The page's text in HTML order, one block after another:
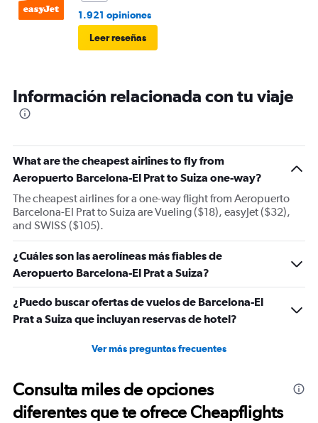
1.921 opiniones
Leer reseñas
Información relacionada con tu viaje
What are the cheapest airlines to fly from
Aeropuerto Barcelona-El Prat to Suiza one-way?
The cheapest airlines for a one-way flight from Aeropuerto
Barcelona-El Prat to Suiza are Vueling ($18), easyJet ($32),
and SWISS ($105).
¿Cuáles son las aerolíneas más fiables de
Aeropuerto Barcelona-El Prat a Suiza?
¿Puedo buscar ofertas de vuelos de Barcelona-El
Prat a Suiza que incluyan reservas de hotel?
Ver más preguntas frecuentes
Consulta miles de opciones
diferentes que te ofrece Cheapflights